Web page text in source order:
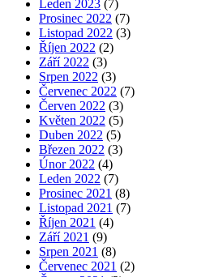
Leden 2023 (7)
Prosinec 2022 (7)
Listopad 2022 (3)
Říjen 2022 (2)
Září 2022 (3)
Srpen 2022 (3)
Červenec 2022 (7)
Červen 2022 (3)
Květen 2022 (5)
Duben 2022 (5)
Březen 2022 (3)
Únor 2022 (4)
Leden 2022 (7)
Prosinec 2021 (8)
Listopad 2021 (7)
Říjen 2021 (4)
Září 2021 (9)
Srpen 2021 (8)
Červenec 2021 (2)